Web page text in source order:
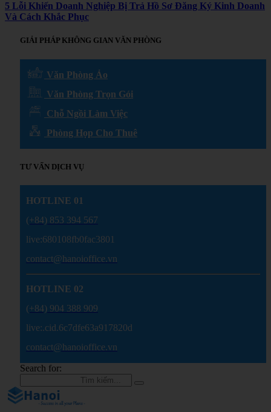
5 Lỗi Khiến Doanh Nghiệp Bị Trả Hồ Sơ Đăng Ký Kinh Doanh
Và Cách Khắc Phục
GIẢI PHÁP KHÔNG GIAN VĂN PHÒNG
Văn Phòng Ảo
Văn Phòng Trọn Gói
Chỗ Ngồi Làm Việc
Phòng Họp Cho Thuê
TƯ VẤN DỊCH VỤ
HOTLINE 01
(+84) 853 394 567
live:680108fb0fac3801
contact@hanoioffice.vn
HOTLINE 02
(+84) 904 388 909
live:.cid.6c7dfe63a917820d
contact@hanoioffice.vn
Search for: